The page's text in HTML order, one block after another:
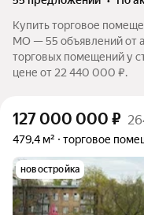
Купить торговое
МО — 55 объявлений от
торговых помещений у
цене от 22 440 000 ₽.
127 000 000 ₽
479,4 м² торговое
новостройка